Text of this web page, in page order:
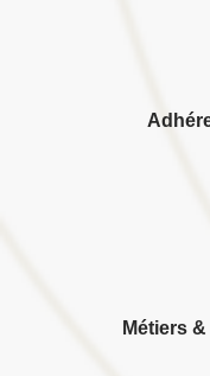
Métiers